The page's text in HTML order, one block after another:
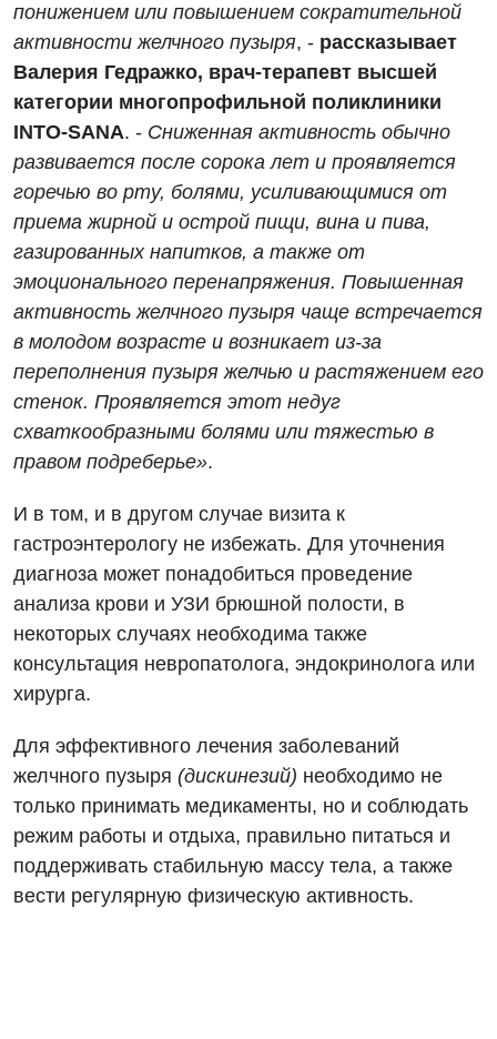
Рентгенография
Эндоскопическое отделение
Для взрослых
Акушерство и гинекология
Аллергология, иммунология
Бесплатные услуги
Вакцинация
Гастроэнтерология
Гематология
Гинекологическое отделение
Дерматовенерология
Диетология
Кардиохирургия
Маммология
Медицинская психология
Неврология
Отделение кардиососудистой патологии и неврологии
Отделение неотложных состояний
Офтальмологическое отделение
Педиатрическое отделение
Скорая медицинская помощь
Терапевтическое отделение
Травматологическое отделение
Урологическое отделение
Хирургическое отделение
Эндоскопическое отделение
Национальный скрининг здоровья 40+
Русский
понижением или повышением сократительной
активности желчного пузыря, - рассказывает
Валерия Гедражко, врач-терапевт высшей
категории многопрофильной поликлиники
INTO-SANA. - Сниженная активность обычно
развивается после сорока лет и проявляется
горечью во рту, болями, усиливающимися от
приема жирной и острой пищи, вина и пива,
газированных напитков, а также от
эмоционального перенапряжения. Повышенная
активность желчного пузыря чаще встречается
в молодом возрасте и возникает из-за
переполнения пузыря желчью и растяжением его
стенок. Проявляется этот недуг
схваткообразными болями или тяжестью в
правом подреберье».
И в том, и в другом случае визита к
гастроэнтерологу не избежать. Для уточнения
диагноза может понадобиться проведение
анализа крови и УЗИ брюшной полости, в
некоторых случаях необходима также
консультация невропатолога, эндокринолога или
хирурга.
Для эффективного лечения заболеваний
желчного пузыря (дискинезий) необходимо не
только принимать медикаменты, но и соблюдать
режим работы и отдыха, правильно питаться и
поддерживать стабильную массу тела, а также
вести регулярную физическую активность.